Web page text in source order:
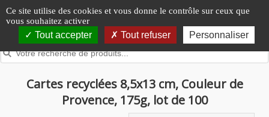
Panneau de gestion des cookies
Ce site utilise des cookies et vous donne le contrôle sur ceux que
vous souhaitez activer
Tout accepter Tout refuser Personnaliser
Cartes recyclées 8,5x13 cm, Couleur de
Provence, 175g, lot de 100